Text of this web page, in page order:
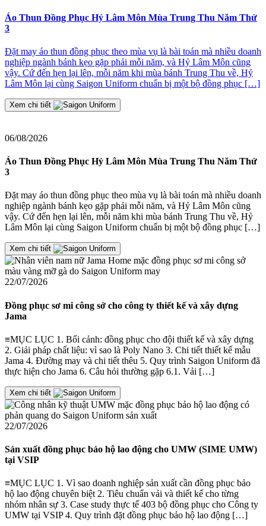
Áo Thun Đồng Phục Hỷ Lâm Môn Mùa Trung Thu Năm Thứ
3
Đặt may áo thun đồng phục theo mùa vụ là bài toán mà nhiều doanh
nghiệp ngành bánh kẹo gặp phải mỗi năm, và Hỷ Lâm Môn cũng
vậy. Cứ đến hẹn lại lên, mỗi năm khi mùa bánh Trung Thu về, Hỷ
Lâm Môn lại cùng Saigon Uniform chuẩn bị một bộ đồng phục […]
Xem chi tiết
06/08/2026
Áo Thun Đồng Phục Hỷ Lâm Môn Mùa Trung Thu Năm Thứ
3
Đặt may áo thun đồng phục theo mùa vụ là bài toán mà nhiều doanh
nghiệp ngành bánh kẹo gặp phải mỗi năm, và Hỷ Lâm Môn cũng
vậy. Cứ đến hẹn lại lên, mỗi năm khi mùa bánh Trung Thu về, Hỷ
Lâm Môn lại cùng Saigon Uniform chuẩn bị một bộ đồng phục […]
Xem chi tiết
22/07/2026
Đồng phục sơ mi công sở cho công ty thiết kế và xây dựng
Jama
≡MỤC LỤC 1. Bối cảnh: đồng phục cho đội thiết kế và xây dựng
2. Giải pháp chất liệu: vì sao là Poly Nano 3. Chi tiết thiết kế mẫu
Jama 4. Đường may và chi tiết thêu 5. Quy trình Saigon Uniform đã
thực hiện cho Jama 6. Câu hỏi thường gặp 6.1. Vải […]
Xem chi tiết
22/07/2026
Sản xuất đồng phục bảo hộ lao động cho UMW (SIME UMW)
tại VSIP
≡MỤC LỤC 1. Vì sao doanh nghiệp sản xuất cần đồng phục bảo
hộ lao động chuyên biệt 2. Tiêu chuẩn vải và thiết kế cho từng
nhóm nhân sự 3. Case study thực tế 403 bộ đồng phục cho Công ty
UMW tại VSIP 4. Quy trình đặt đồng phục bảo hộ lao động […]